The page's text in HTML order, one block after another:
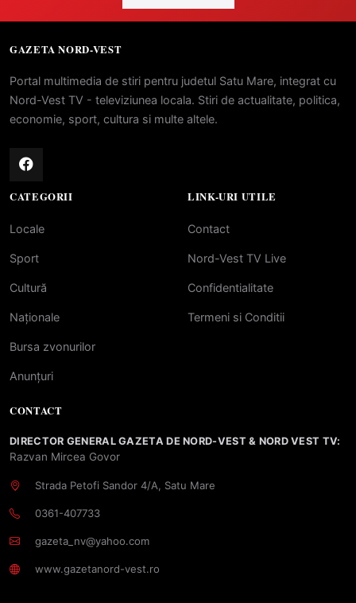
GAZETA NORD-VEST
Portal multimedia de stiri pentru judetul Satu Mare, integrat cu
Nord-Vest TV - televiziunea locala. Stiri de actualitate, politica,
economie, sport, cultura si multe altele.
CATEGORII
Locale
Sport
Cultură
Naționale
Bursa zvonurilor
Anunțuri
LINK-URI UTILE
Contact
Nord-Vest TV Live
Confidentialitate
Termeni si Conditii
CONTACT
DIRECTOR GENERAL GAZETA DE NORD-VEST & NORD VEST TV:
Razvan Mircea Govor
Strada Petofi Sandor 4/A, Satu Mare
0361-407733
gazeta_nv@yahoo.com
www.gazetanord-vest.ro